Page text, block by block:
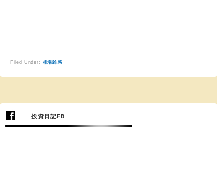
Filed Under: 相場雑感
投資日記FB